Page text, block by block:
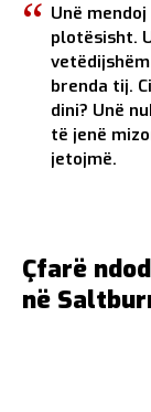
Unë
plotësisht.
brenda tij.
dini? Unë
të jenë
jetojmë.
Çfarë
në